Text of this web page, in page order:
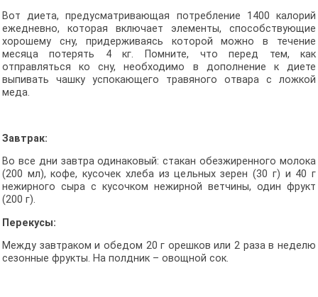
Вот диета, предусматривающая потребление 1400 калорий
ежедневно, которая включает элементы, способствующие
хорошему сну, придерживаясь которой можно в течение
месяца потерять 4 кг. Помните, что перед тем, как
отправляться ко сну, необходимо в дополнение к диете
выпивать чашку успокающего травяного отвара с ложкой
меда.
Завтрак:
Во все дни завтра одинаковый: стакан обезжиренного молока
(200 мл), кофе, кусочек хлеба из цельных зерен (30 г) и 40 г
нежирного сыра с кусочком нежирной ветчины, один фрукт
(200 г).
Перекусы:
Между завтраком и обедом 20 г орешков или 2 раза в неделю
сезонные фрукты. На полдник – овощной сок.